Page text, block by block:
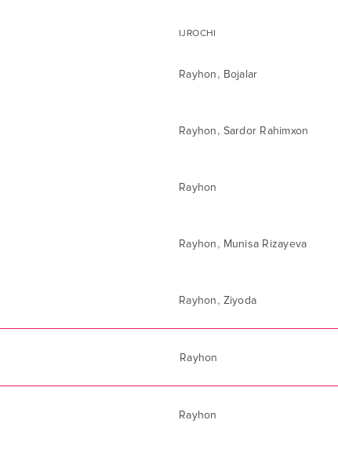
IJROCHI
Rayhon, Bojalar
Rayhon, Sardor Rahimxon
Rayhon
Rayhon, Munisa Rizayeva
Rayhon, Ziyoda
Rayhon
Rayhon